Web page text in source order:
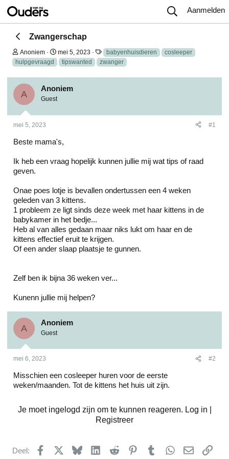
Aanmelden
Zwangerschap
O
n
d
e
r
w
p
s
a
e
r
Anoniem
S
a
r
d
a
u
mei 5, 2023
T
a
g
s
babyenhuisdieren
cosleeper
hulpgevraagd
tipswanted zwanger
A
Anoniem
Guest
mei 5, 2023 #1
Beste mama's,
Ik heb een vraag hopelijk kunnen jullie mij wat tips of raad
geven.
Onae poes lotje is bevallen ondertussen een 4 weken
geleden van 3 kittens.
1 probleem ze ligt sinds deze week met haar kittens in de
babykamer in het bedje...
Heb al van alles gedaan maar niks lukt om haar en de
kittens effectief eruit te krijgen.
Of een ander slaap plaatsje te gunnen.
Zelf ben ik bijna 36 weken ver...
Kunenn jullie mij helpen?
A
Anoniem
Guest
mei 6, 2023 #2
Misschien een cosleeper huren voor de eerste
weken/maanden. Tot de kittens het huis uit zijn.
Je moet ingelogd zijn om te kunnen reageren. Log in |
Registreer
Deel: Facebook BlueskyLinkedInReddit PinterestTumblrWhatsApp
E-mail